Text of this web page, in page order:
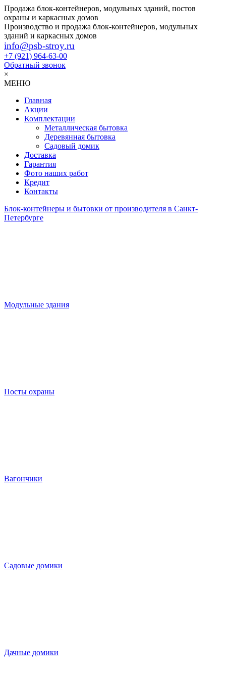
Продажа блок-контейнеров, модульных зданий, постов
охраны и каркасных домов
Производство и продажа блок-контейнеров, модульных
зданий и каркасных домов
info@psb-stroy.ru
+7 (921) 964-63-00
Обратный звонок
×
МЕНЮ
Главная
Акции
Комплектации
Металлическая бытовка
Деревянная бытовка
Садовый домик
Доставка
Гарантия
Фото наших работ
Кредит
Контакты
Блок-контейнеры и бытовки от производителя в Санкт-
Петербурге
Модульные здания
Посты охраны
Вагончики
Садовые домики
Дачные домики